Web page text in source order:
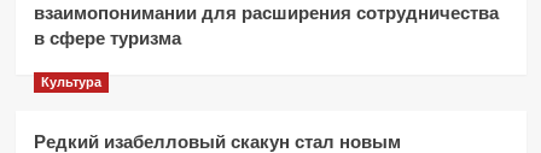
взаимопонимании для расширения сотрудничества
в сфере туризма
Культура
Редкий изабелловый скакун стал новым